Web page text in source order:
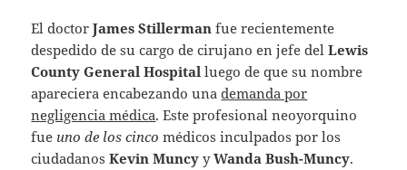
El doctorJames Stillerman fue recientemente
despedido de su cargo de cirujano en jefe delLewis
County General Hospital luego de que su nombre
apareciera encabezando unademanda por
negligencia médica. Este profesional neoyorquino
fue uno de los cinco médicos inculpados por los
ciudadanosKevin Muncy yWanda Bush-Muncy.